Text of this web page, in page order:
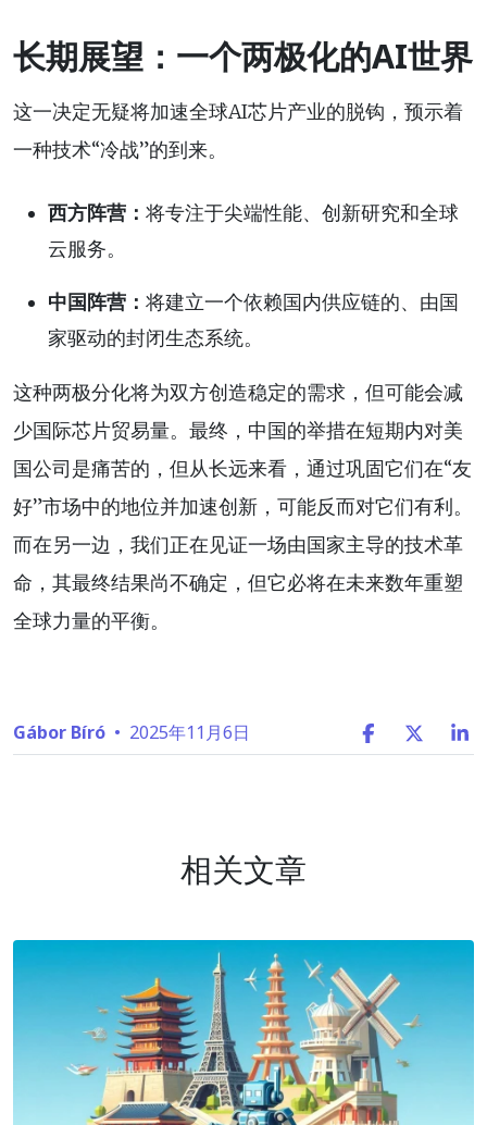
长期展望：一个两极化的AI世界
这一决定无疑将加速全球AI芯片产业的脱钩，预示着
一种技术“冷战”的到来。
西方阵营： 将专注于尖端性能、创新研究和全球
云服务。
中国阵营： 将建立一个依赖国内供应链的、由国
家驱动的封闭生态系统。
这种两极分化将为双方创造稳定的需求，但可能会减
少国际芯片贸易量。最终，中国的举措在短期内对美
国公司是痛苦的，但从长远来看，通过巩固它们在“友
好”市场中的地位并加速创新，可能反而对它们有利。
而在另一边，我们正在见证一场由国家主导的技术革
命，其最终结果尚不确定，但它必将在未来数年重塑
全球力量的平衡。
Gábor Bíró • 2025年11月6日
相关文章